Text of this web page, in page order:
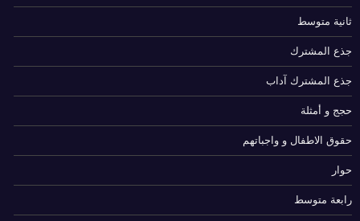
ثانية متوسط
جذع المشترك
جذع المشترك آداب
حجج و أمثلة
حقوق الاطفال و واجباتهم
حوار
رابعة متوسط